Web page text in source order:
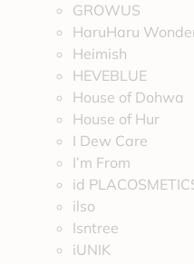
GROWUS
HaruHaru
Heimish
HEVEBLUE
House of Dohwa
House of Hur
I Dew Care
I’m From
id
ilso
Isntree
iUNIK